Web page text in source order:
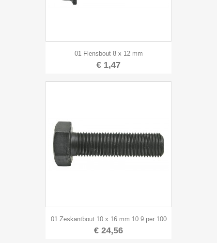
01 Flensbout 8 x 12 mm
€ 1,47
01 Zeskantbout 10 x 16 mm 10.9 per 100
€ 24,56